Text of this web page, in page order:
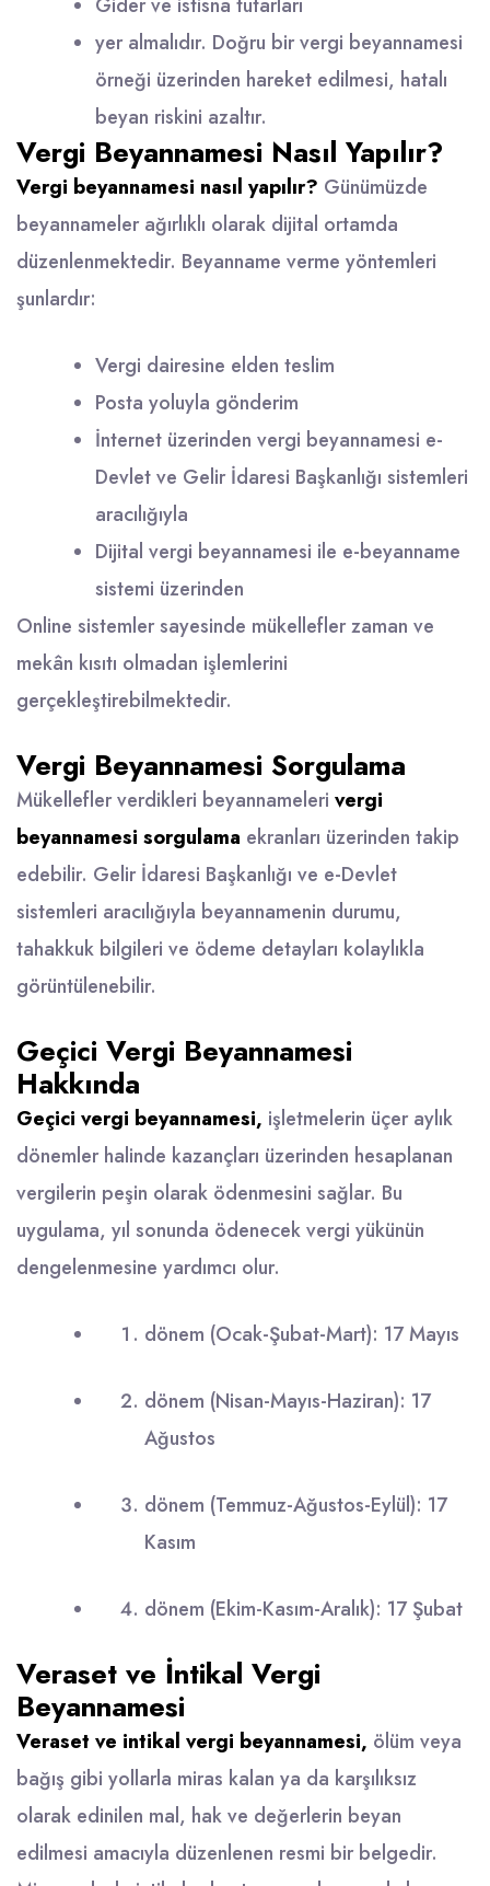
yer almalıdır. Doğru bir vergi beyannamesi
örneği üzerinden hareket edilmesi, hatalı
beyan riskini azaltır.
Vergi Beyannamesi Nasıl Yapılır?
Vergi beyannamesi nasıl yapılır? Günümüzde
beyannameler ağırlıklı olarak dijital ortamda
düzenlenmektedir. Beyanname verme yöntemleri
şunlardır:
Vergi dairesine elden teslim
Posta yoluyla gönderim
İnternet üzerinden vergi beyannamesi e-
Devlet ve Gelir İdaresi Başkanlığı sistemleri
aracılığıyla
Dijital vergi beyannamesi ile e-beyanname
sistemi üzerinden
Online sistemler sayesinde mükellefler zaman ve
mekân kısıtı olmadan işlemlerini
gerçekleştirebilmektedir.
Vergi Beyannamesi Sorgulama
Mükellefler verdikleri beyannameleri vergi
beyannamesi sorgulama ekranları üzerinden takip
edebilir. Gelir İdaresi Başkanlığı ve e-Devlet
sistemleri aracılığıyla beyannamenin durumu,
tahakkuk bilgileri ve ödeme detayları kolaylıkla
görüntülenebilir.
Geçici Vergi Beyannamesi
Hakkında
Geçici vergi beyannamesi, işletmelerin üçer aylık
dönemler halinde kazançları üzerinden hesaplanan
vergilerin peşin olarak ödenmesini sağlar. Bu
uygulama, yıl sonunda ödenecek vergi yükünün
dengelenmesine yardımcı olur.
dönem (Ocak-Şubat-Mart): 17 Mayıs
dönem (Nisan-Mayıs-Haziran): 17
Ağustos
dönem (Temmuz-Ağustos-Eylül): 17
Kasım
dönem (Ekim-Kasım-Aralık): 17 Şubat
Veraset ve İntikal Vergi
Beyannamesi
Veraset ve intikal vergi beyannamesi, ölüm veya
bağış gibi yollarla miras kalan ya da karşılıksız
olarak edinilen mal, hak ve değerlerin beyan
edilmesi amacıyla düzenlenen resmi bir belgedir.